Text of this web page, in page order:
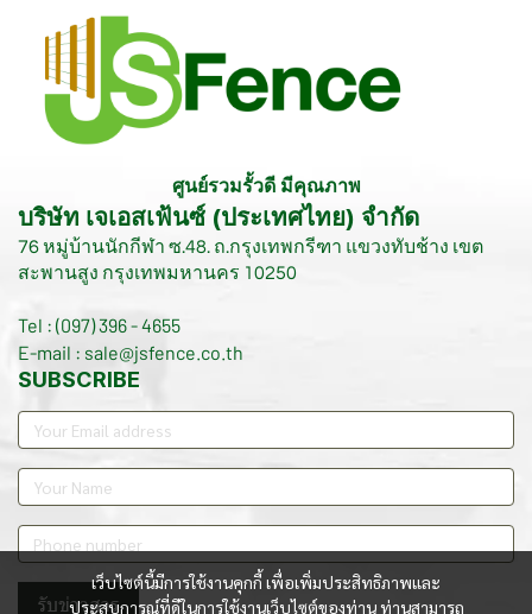
เว็บไซต์นี้มีการใช้งานคุกกี้ เพื่อเพิ่มประสิทธิภาพและ
ประสบการณ์ที่ดีในการใช้งานเว็บไซต์ของท่าน ท่านสามารถ
ศูนย์รวมรั้วดี มีคุณภาพ
บริษัท เจเอสเฟ้นซ์ (ประเทศไทย) จำกัด
76 หมู่บ้านนักกีฬา ซ.48. ถ.กรุงเทพกรีฑา แขวงทับช้าง เขต
สะพานสูง กรุงเทพมหานคร 10250
Tel : (097) 396 - 4655
E-mail : sale@jsfence.co.th
SUBSCRIBE
รับข่าวสาร